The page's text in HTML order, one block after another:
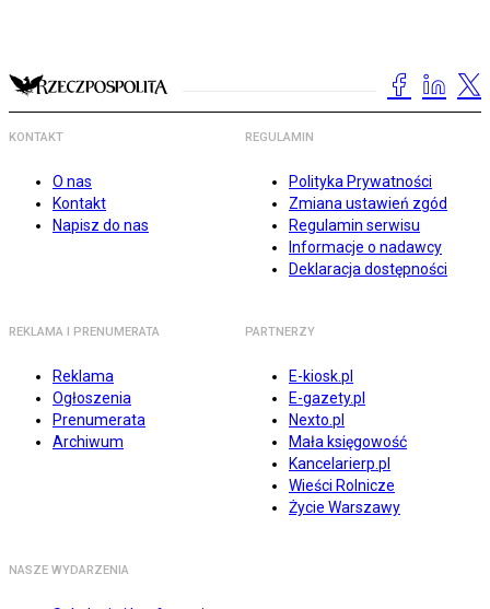
KONTAKT
O nas
Kontakt
Napisz do nas
REGULAMIN
Polityka Prywatności
Zmiana ustawień zgód
Regulamin serwisu
Informacje o nadawcy
Deklaracja dostępności
REKLAMA I PRENUMERATA
Reklama
Ogłoszenia
Prenumerata
Archiwum
PARTNERZY
E-kiosk.pl
E-gazety.pl
Nexto.pl
Mała księgowość
Kancelarierp.pl
Wieści Rolnicze
Życie Warszawy
NASZE WYDARZENIA